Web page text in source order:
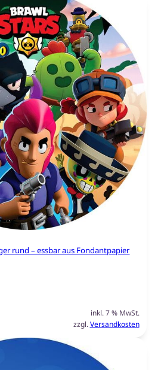
rund – essbar aus Fondantpapier
inkl. 7 % MwSt.
zzgl.Versandkosten